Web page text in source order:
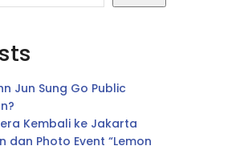
Jun Sung Go Public
Kembali ke Jakarta
dan Photo Event “Lemon